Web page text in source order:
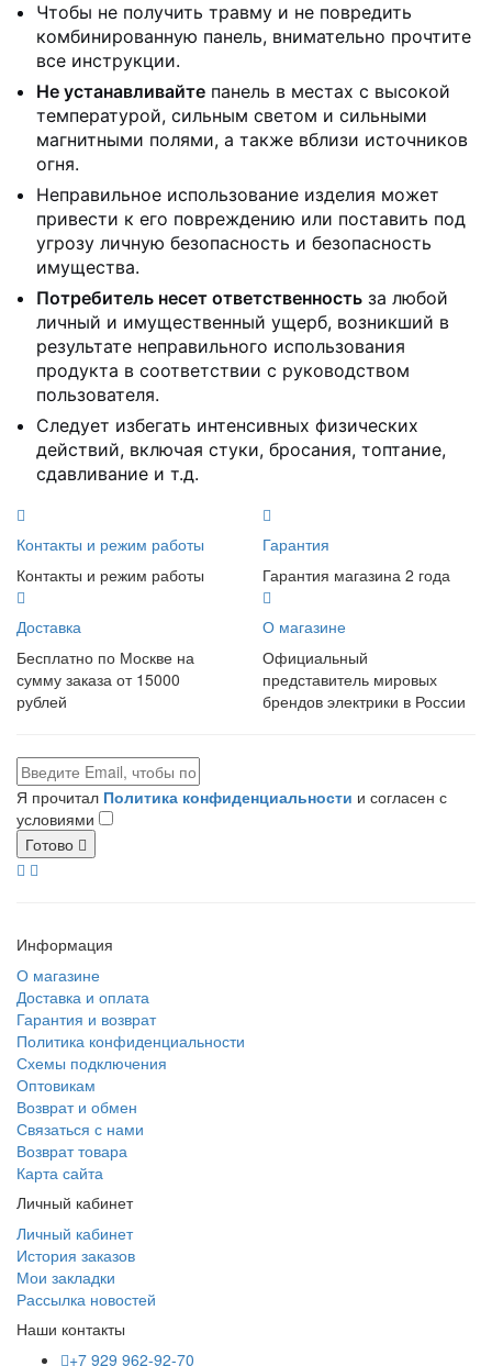
Чтобы не получить травму и не повредить
комбинированную панель, внимательно прочтите
все инструкции.
Не устанавливайте панель в местах с высокой
температурой, сильным светом и сильными
магнитными полями, а также вблизи источников
огня.
Неправильное использование изделия может
привести к его повреждению или поставить под
угрозу личную безопасность и безопасность
имущества.
Потребитель несет ответственность за любой
личный и имущественный ущерб, возникший в
результате неправильного использования
продукта в соответствии с руководством
пользователя.
Следует избегать интенсивных физических
действий, включая стуки, бросания, топтание,
сдавливание и т.д.
Контакты и режим работы
Контакты и режим работы
Гарантия
Гарантия магазина 2 года
Доставка
Бесплатно по Москве на
сумму заказа от 15000
рублей
О магазине
Официальный
представитель мировых
брендов электрики в России
Я прочитал Политика конфиденциальности и согласен с
условиями
Готово
Информация
О магазине
Доставка и оплата
Гарантия и возврат
Политика конфиденциальности
Схемы подключения
Оптовикам
Возврат и обмен
Связаться с нами
Возврат товара
Карта сайта
Личный кабинет
Личный кабинет
История заказов
Мои закладки
Рассылка новостей
Наши контакты
+7 929 962-92-70